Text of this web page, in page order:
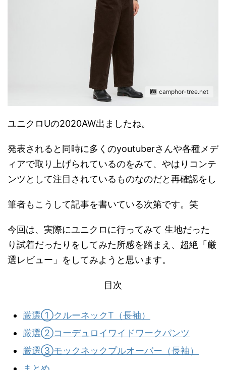
camphor-tree.net
ユニクロUの2020AW出ましたね。
発表されると同時に多くのyoutuberさんや各種メデ
ィアで取り上げられているのをみて、やはりコンテ
ンツとして注目されているものなのだと再確認をし
筆者もこうして記事を書いている次第です。笑
今回は、実際にユニクロに行ってみて 生地だった
り試着だったりをしてみた所感を踏まえ、超絶「厳
選レビュー」をしてみようと思います。
目次
厳選①クルーネックT（長袖）
厳選②コーデュロイワイドワークパンツ
厳選③モックネックプルオーバー（長袖）